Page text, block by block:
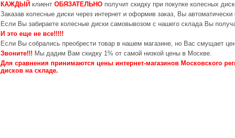
КАЖДЫЙ клиент ОБЯЗАТЕЛЬНО получит скидку при покупке колесных
Заказав колесные диски через интернет и оформив заказ, Вы
Если Вы забираете колесные диски самовывозом с нашего склада Вы
И это еще не все!!!!!
Если Вы собрались преобрести товар в нашем магазине, но Вас смущает
Звоните!!! Мы дадим Вам скидку 1% от самой низкой цены в Москве.
Для сравнения принимаются цены интернет-магазинов Московского
дисков на складе.